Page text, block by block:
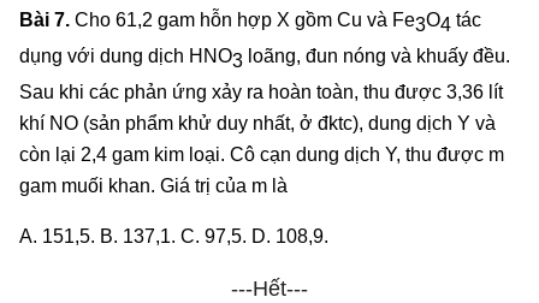
Bài 7. Cho 61,2 gam hỗn hợp X gồm Cu và Fe3O4 tác
dụng với dung dịch HNO3 loãng, đun nóng và khuấy đều.
Sau khi các phản ứng xảy ra hoàn toàn, thu được 3,36 lít
khí NO (sản phẩm khử duy nhất, ở đktc), dung dịch Y và
còn lại 2,4 gam kim loại. Cô cạn dung dịch Y, thu được m
gam muối khan. Giá trị của m là
A. 151,5. B. 137,1. C. 97,5. D. 108,9.
---Hết---